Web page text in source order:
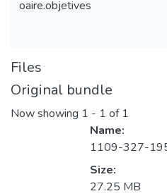
oaire.objetives
Files
Original bundle
Now showing 1 - 1 of 1
Name:
1109-327-
Size:
27.25 MB